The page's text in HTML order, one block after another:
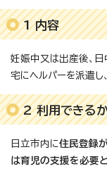
1 内容
妊娠中又は出産後、
宅にヘルパーを派遣し
2 利用できる
日立市内に住民登録
は育児の支援を必要